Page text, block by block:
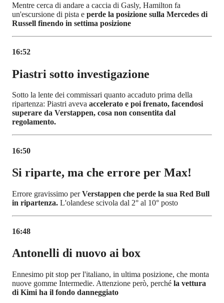
Mentre cerca di andare a caccia di Gasly, Hamilton fa
un'escursione di pista e perde la posizione sulla Mercedes di
Russell finendo in settima posizione
16:52
Piastri sotto investigazione
Sotto la lente dei commissari quanto accaduto prima della
ripartenza: Piastri aveva accelerato e poi frenato, facendosi
superare da Verstappen, cosa non consentita dal
regolamento.
16:50
Si riparte, ma che errore per Max!
Errore gravissimo perVerstappen che perde la sua Red Bull
in ripartenza. L'olandese scivola dal 2° al 10° posto
16:48
Antonelli di nuovo ai box
Ennesimo pit stop per l'italiano, in ultima posizione, che monta
nuove gomme Intermedie. Attenzione però, perché la vettura
di Kimi ha il fondo danneggiato